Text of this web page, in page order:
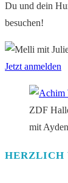
Du und dein
besuchen!
Jetzt anmelden
ZDF
mit